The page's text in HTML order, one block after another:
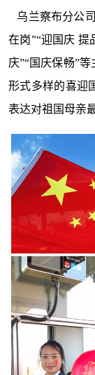
乌兰察布分公
在岗”“迎国庆 提
庆”“国庆保畅”
形式多样的喜迎
表达对祖国母亲